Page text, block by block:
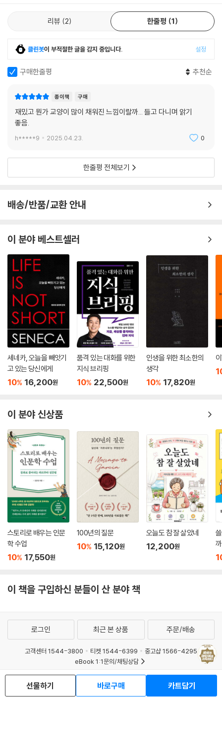
부활시키려 계획하고 실행에 착수했다. (…) ”
본래 라틴어로 requiem은 requies(휴식, 안식)가 변화한 것으로 ‘휴식
을, 안식을’이라는 의미가 됩니다. requies의 quies 부분은 영어 quiet
(조용한), coy(수줍어하는)와 어원이 같습니다. 그렇다면 requiem(휴
가 첫머리 가사를 보면 알 수 있습니다. “Requiem aeternam dona ei
s, Domine, et lux perpetua luceat eis. (영원한 안식을 저들에게 주
소서, 주님, 끝없는 빛을 저들에게 비추소서.)”
--- p.123
불소의 원소기호 F가 유래된 라틴어명 fluorum도 흥미롭습니다. fluoru
m은 fluo(흐르다)에서 왔는데, 여기에는 불소의 화합물인 형석이 관련되
다. 유창하고 거침없이 말하는 모습이 물 흐르듯 말하는 것처럼 보였음을
가면 fluo가 나옵니다.
--- p.169
계획이나 의사일정을 가리키는 ‘어젠다’가 있습니다. 원래는 라틴어 agen
da로 ‘해야 할 일들’이라는 뜻입니다. 그런데 여기서 -nd-에 ‘되어야 하
는’이라는 의미가 들어 있습니다. 그래서 사람 이름인 어맨다(Amanda)
도 구조적으로 ‘사랑받아야 하는 사람’이라는 뜻이 됩니다. 전설이나 지도
ㆍ도표의 범례를 의미하는 영어 legend도 원래는 ‘읽혀야 하는 것’이라는
뜻입니다. 프로파간다(propaganda)도 원래는 퍼뜨려야 한다는 뜻의 라
틴어였습니다.
[〈해리 포터〉 시리즈의] 저자인 J.K. 롤링이 대학에서 라틴어를 배웠기 때
문에 라틴어를 조합해 주문을 만드는 것은 어렵지 않았을 것으로 보입니
습니다. 이 주문은 라틴어 ‘내가 괴롭힌다(crucio)’에서 유래했습니다.
이름은 세베루스 스네이프(Severus Snape)로, 라틴어로 ‘엄격한’이라
는 뜻인 severus는 영어 severe(엄한, 엄격한)의 어원입니다. 늑대로
변신하는 리머스 루핀(Remus Lupin) 선생님의 이름 유래는 더 쉽습니
다. 성(姓)인 Lupin은 라틴어 lupinus(늑대의) 혹은 그것에서 유래된 영
어 lupine(늑대의)과 관계가 있을 것이고, 이름인 Remus는 앞에서도 언
급한 로마 건국 전설에서 늑대에게 길러진 레무스와 철자가 같습니다. 그
밖에도 기숙사 휴게실에 들어갈 때 필요한 암호 등 시리즈 전체에 걸쳐 다
양한 곳에서 라틴어가 사용되기 때문에 〈해리 포터〉 시리즈를 사랑하는 팬
이라면 라틴어를 알면 작품을 더 깊이 이해할 수 있을 것입니다.
--- p.207~208
오늘날의 일상생활에서도 마찬가지다. 업무나 쇼핑, 거리에서 만날 수 있
는 라틴어가 많다. 매일 보는 ‘그 제품’, ‘그 기업’의 이름도 라틴어에서 유래
후)은 라틴어를 생략한 형태다. 디지털, 데이터, 컴퓨터, 유비쿼터스, 팩시
트, 큐레이터, 프롤레타리아, 버스 등도 모두 라틴어에서 유래했다. 또 파
것들(et cetera), 아우디는 들어라(audi), 볼보는 나는 굴린다(Volvo),
아식스(ASICS)는 ‘건강한 육체에 건전한 정신’, 바이러스는 독(virus), 백
신은 암소(vaccinus), 약 처방전(R)과 음식 레시피는 받아라(recipe)….
이 외에도, 해리 포터가 외치는 마법의 주문은 무슨 뜻일까? 위스키 라벨
ㆍ애니메이션에서 종종 만나는 라틴어는 무슨 뜻일까? 또 〈이상한 나라의
앨리스〉 〈곰돌이 푸〉 〈호빗〉 〈어린 왕자〉 등 라틴어 번역본의 이모저모와
관심이 있거나 새롭게 배우고 싶은 사람을 위한 라틴어 회화책, 라틴어 뉴
리뷰 2 한줄평 1
클린봇이 부적절한 글을 감지 중입니다. 설정
구매한줄평 추천순
종이책 구매
재밌고 뭔가 교양이 많이 채워진 느낌이랄까... 들고 다니며 앍기
좋음.
h*****9 2025.04.23. 0
한줄평 전체보기
배송/반품/교환 안내
이 분야 베스트셀러
세네카, 오늘을 빼앗기
고 있는 당신에게
10% 16,200원
품격 있는 대화를 위한
지식 브리핑
10% 22,500원
인생을 위한 최소한의
생각
10% 17,820원
이 분야 신상품
스토리로 배우는 인문
학 수업
10% 17,550원
100년의 질문
10% 15,120원
오늘도 참 잘 살았네
12,200원
이 책을 구입하신 분들이 산 분야 책
선물하기 바로구매 카트담기
로그인 최근 본 상품 주문/배송
고객센터 1544-3800 티켓 1544-6399
중고샵 1566-4295
eBook 1:1문의/채팅상담
예스이십사(주) 사업자 정보
이용약관
개인정보처리방침
청소년보호정책